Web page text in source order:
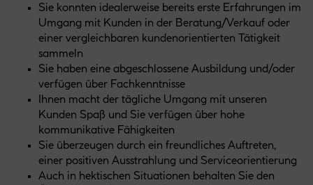
Sie konnten idealerweise bereits erste Erfahrungen im
Umgang mit Kunden in der Beratung/Verkauf oder
einer vergleichbaren kundenorientierten Tätigkeit
sammeln
Sie haben eine abgeschlossene Ausbildung und/oder
verfügen über Fachkenntnisse
Ihnen macht der tägliche Umgang mit unseren
Kunden Spaß und Sie verfügen über hohe
kommunikative Fähigkeiten
Sie überzeugen durch ein freundliches Auftreten,
einer positiven Ausstrahlung und Serviceorientierung
Auch in hektischen Situationen behalten Sie den